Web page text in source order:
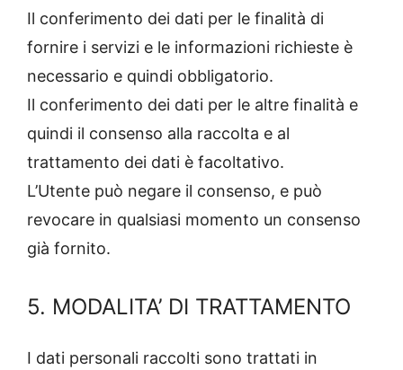
Il conferimento dei dati per le finalità di
fornire i servizi e le informazioni richieste è
necessario e quindi obbligatorio.
Il conferimento dei dati per le altre finalità e
quindi il consenso alla raccolta e al
trattamento dei dati è facoltativo.
L’Utente può negare il consenso, e può
revocare in qualsiasi momento un consenso
già fornito.
5. MODALITA’ DI TRATTAMENTO
I dati personali raccolti sono trattati in